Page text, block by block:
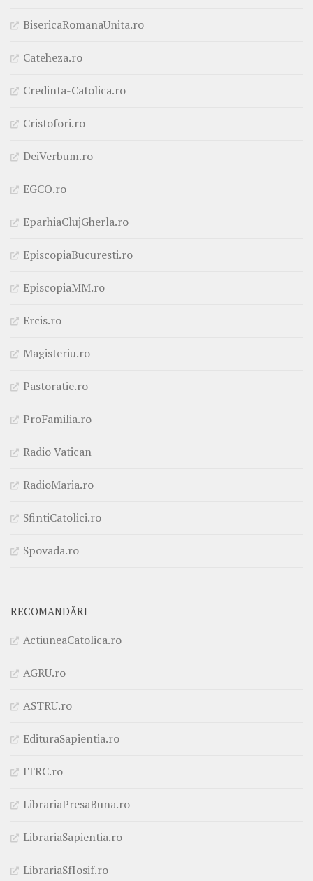
BisericaRomanaUnita.ro
Cateheza.ro
Credinta-Catolica.ro
Cristofori.ro
DeiVerbum.ro
EGCO.ro
EparhiaClujGherla.ro
EpiscopiaBucuresti.ro
EpiscopiaMM.ro
Ercis.ro
Magisteriu.ro
Pastoratie.ro
ProFamilia.ro
Radio Vatican
RadioMaria.ro
SfintiCatolici.ro
Spovada.ro
RECOMANDĂRI
ActiuneaCatolica.ro
AGRU.ro
ASTRU.ro
EdituraSapientia.ro
ITRC.ro
LibrariaPresaBuna.ro
LibrariaSapientia.ro
LibrariaSfIosif.ro